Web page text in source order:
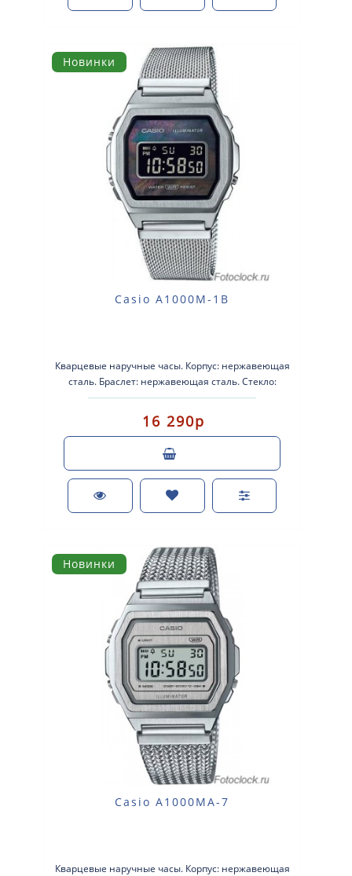
Новинки
Casio A1000M-1B
Кварцевые наручные часы. Корпус: нержавеющая
сталь. Браслет: нержавеющая сталь. Стекло:
минеральное . Водоз..
16 290р
Новинки
Casio A1000MA-7
Кварцевые наручные часы. Корпус: нержавеющая